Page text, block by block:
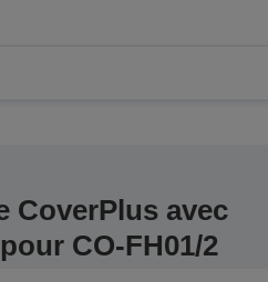
CoverPlus avec
CO-FH01/2